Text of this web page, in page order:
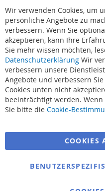
Suchbegriffe
Bestellungen und
Kontaktieren Sie uns
Cookie Einstellungen
Wir verwenden Cookies, um
persönliche Angebote zu
verbessern. Wenn Sie
akzeptieren, kann Ihre
Sie mehr wissen möchten,
Datenschutzerklärung Wir
verbessern unsere
Angebote und verbessern
Cookies unten nicht
beeinträchtigt werden.
Sie bitte die Cookie-
COOKIES